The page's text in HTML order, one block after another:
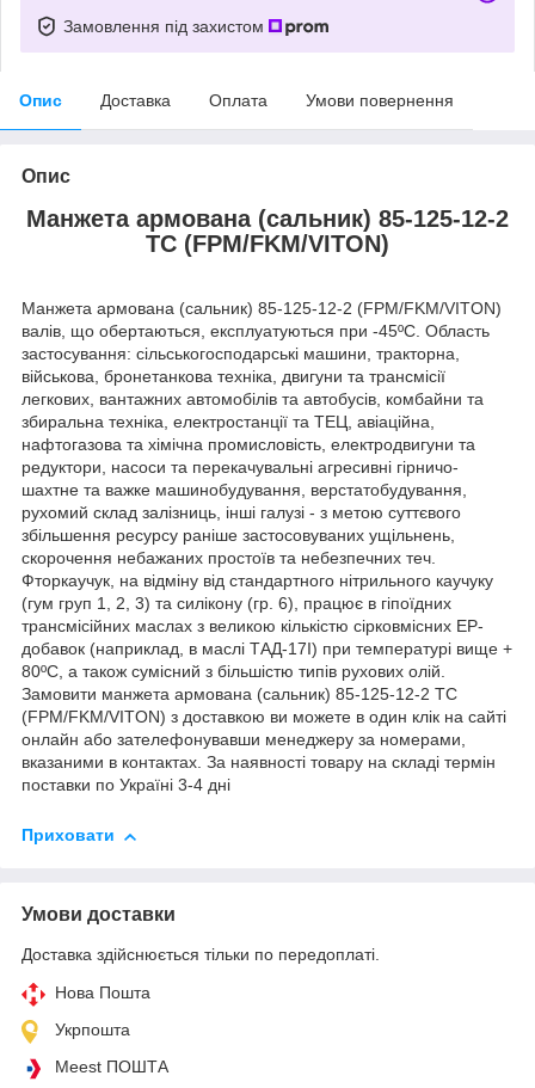
Замовлення під захистом
Опис Доставка Оплата Умови повернення
Опис
Манжета армована (сальник) 85-125-12-2
TC (FPM/FKM/VITON)
Манжета армована (сальник) 85-125-12-2 (FPM/FKM/VITON)
валів, що обертаються, експлуатуються при -45ºC. Область
застосування: сільськогосподарські машини, тракторна,
військова, бронетанкова техніка, двигуни та трансмісії
легкових, вантажних автомобілів та автобусів, комбайни та
збиральна техніка, електростанції та ТЕЦ, авіаційна,
нафтогазова та хімічна промисловість, електродвигуни та
редуктори, насоси та перекачувальні агресивні гірничо-
шахтне та важке машинобудування, верстатобудування,
рухомий склад залізниць, інші галузі - з метою суттєвого
збільшення ресурсу раніше застосовуваних ущільнень,
скорочення небажаних простоїв та небезпечних теч.
Фторкаучук, на відміну від стандартного нітрильного каучуку
(гум груп 1, 2, 3) та силікону (гр. 6), працює в гіпоїдних
трансмісійних маслах з великою кількістю сірковмісних EP-
добавок (наприклад, в маслі ТАД-17І) при температурі вище +
80ºC, а також сумісний з більшістю типів рухових олій.
Замовити манжета армована (сальник) 85-125-12-2 TC
(FPM/FKM/VITON) з доставкою ви можете в один клік на сайті
онлайн або зателефонувавши менеджеру за номерами,
вказаними в контактах. За наявності товару на складі термін
поставки по Україні 3-4 дні
Приховати
Умови доставки
Доставка здійснюється тільки по передоплаті.
Нова Пошта
Укрпошта
Meest ПОШТА